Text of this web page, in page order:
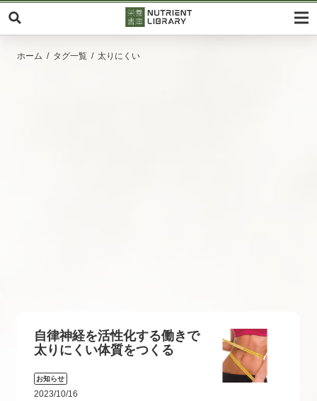
ホーム タグ一覧 太りにくい
自律神経を活性化する働きで
太りにくい体質をつくる
お知らせ
2023/10/16